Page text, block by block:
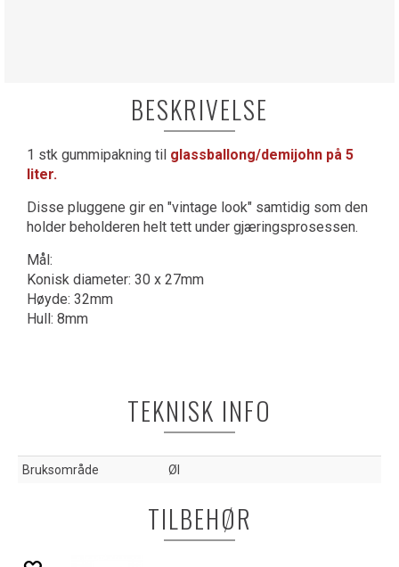
BESKRIVELSE
1 stk gummipakning til glassballong/demijohn på 5
liter.
Disse pluggene gir en "vintage look" samtidig som den
holder beholderen helt tett under gjæringsprosessen.
Mål:
Konisk diameter: 30 x 27mm
Høyde: 32mm
Hull: 8mm
TEKNISK INFO
Bruksområde Øl
TILBEHØR